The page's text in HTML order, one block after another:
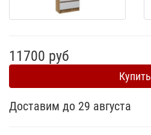
11700 руб
Купить
Доставим до 29 августа